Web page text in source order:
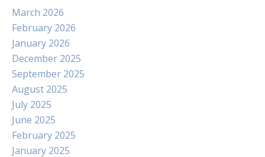
March 2026
February 2026
January 2026
December 2025
September 2025
August 2025
July 2025
June 2025
February 2025
January 2025